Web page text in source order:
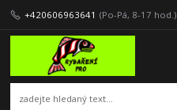
+420606963641 (Po-Pá, 8-17 hod.)